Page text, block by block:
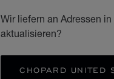
Wir liefern an Adressen
aktualisieren?
CHOPARD UNITED